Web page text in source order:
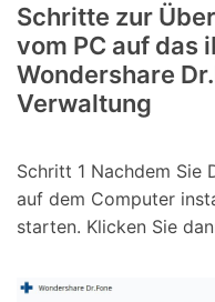
Schritte zur
vom PC auf das
Wondershare
Verwaltung
Schritt 1 Nachdem Sie
auf dem Computer
starten. Klicken Sie